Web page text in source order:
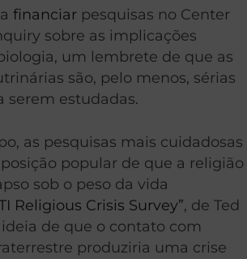
financiar pesquisas no Center
sobre as implicações
um lembrete de que as
são, pelo menos, sérias
serem estudadas.
as pesquisas mais cuidadosas
popular de que a religião
sob o peso da vida
Religious Crisis Survey”, de Ted
de que o contato com
produziria uma crise